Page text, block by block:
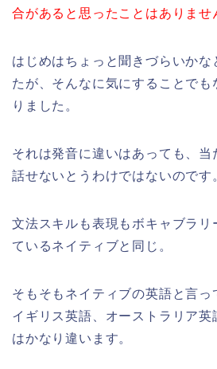
合があると思ったことはありませ
はじめはちょっと聞きづらいかな
たが、そんなに気にすることでも
りました。
それは発音に違いはあっても、当
話せないとうわけではないのです
文法スキルも表現もボキャブラリ
ているネイティブと同じ。
そもそもネイティブの英語と言っ
イギリス英語、オーストラリア英
はかなり違います。